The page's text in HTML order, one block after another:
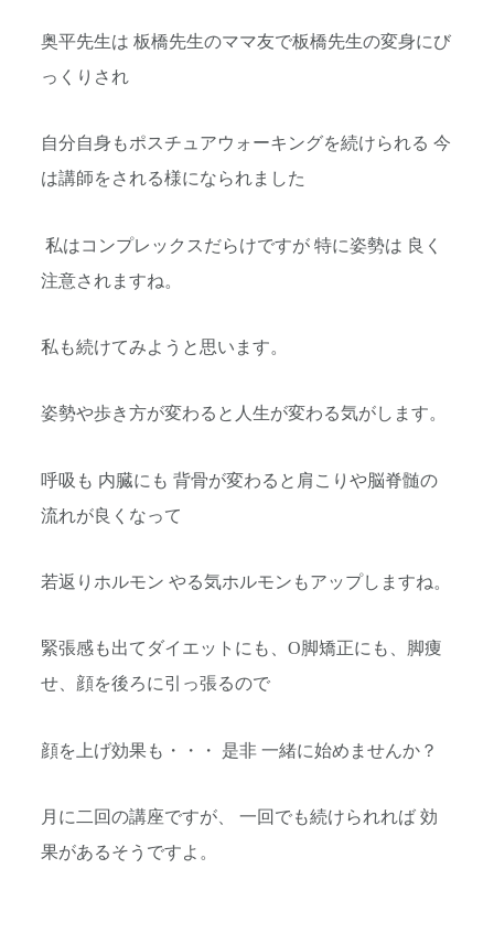
奥平先生は 板橋先生のママ友で板橋先生の変身にび
っくりされ
自分自身もポスチュアウォーキングを続けられる 今
は講師をされる様になられました
私はコンプレックスだらけですが 特に姿勢は 良く
注意されますね。
私も続けてみようと思います。
姿勢や歩き方が変わると人生が変わる気がします。
呼吸も 内臓にも 背骨が変わると肩こりや脳脊髄の
流れが良くなって
若返りホルモン やる気ホルモンもアップしますね。
緊張感も出てダイエットにも、O脚矯正にも、脚痩
せ、顔を後ろに引っ張るので
顔を上げ効果も・・・ 是非 一緒に始めませんか？
月に二回の講座ですが、 一回でも続けられれば 効
果があるそうですよ。